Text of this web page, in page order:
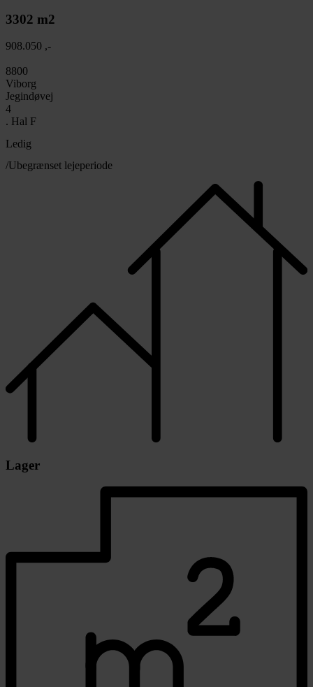
3302 m2
908.050 ,-
8800
Viborg
Jegindøvej
4
. Hal F
Ledig
/Ubegrænset lejeperiode
Lager